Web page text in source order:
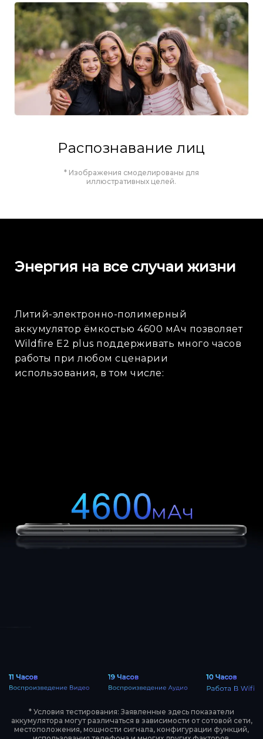
Распознавание лиц
* Изображения смоделированы для
иллюстративных целей.
Энергия на все случаи жизни
Литий-электронно-полимерный
аккумулятор ёмкостью 4600 мАч позволяет
Wildfire E2 plus поддерживать много часов
работы при любом сценарии
использования, в том числе:
* Условия тестирования: Заявленные здесь показатели
аккумулятора могут различаться в зависимости от сотовой сети,
местоположения, мощности сигнала, конфигурации функций,